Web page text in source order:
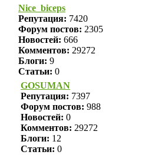
Nice_biceps
Репутация: 7420
Форум постов: 2305
Новостей: 666
Комментов: 29272
Блоги: 9
Статьи: 0
GOSUMAN
Репутация: 7397
Форум постов: 988
Новостей: 0
Комментов: 29272
Блоги: 12
Статьи: 0